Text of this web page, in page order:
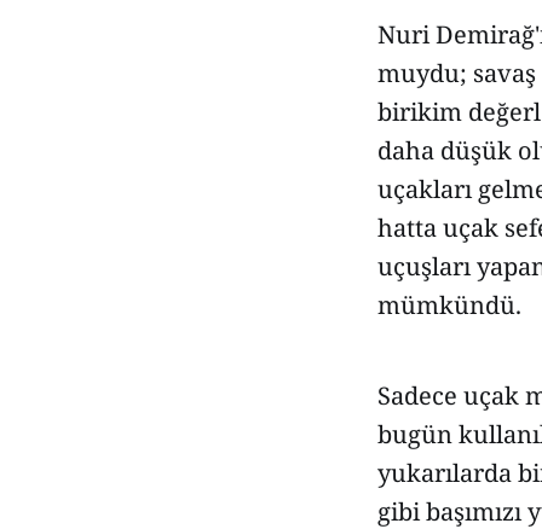
Nuri
muydu;
birikim
daha düşük
uçakları
hatta uçak
uçuşları
mümkündü.
Sadece uçak
bugün
yukarılarda
gibi